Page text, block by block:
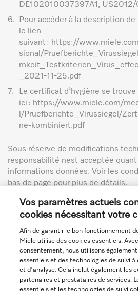
DE102010037397A1,
6.
Pour accéder à la description
le lien
suivant : https://
sional/
_2021-11-25.pdf
7.
Le certificat d’hygiène se trouve
ici : https://www.miele.com/
l/Pruefberichte_Virussiegel/
ne-kombiniert.pdf
Sous réserve de modifications
responsabilité nest acceptée
informations données. Voir les
bas de page pour plus de détails.
Navigation
Vos paramètres actuels
cookies nécessitant votre
Afin de garantir le bon fonctionnement
Miele utilise des cookies essentiels.
consentement, nous utilisons
essentiels et des technologies de suivi à
et d'analyse. Cela inclut également les
partenaires et prestataires de services.